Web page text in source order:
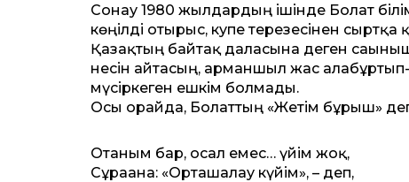
Сонау 1980 жылдардың ішінде Болат
көңілді отырыс, купе терезесінен
Қазақтың байтақ даласына деген
несін айтасың, арманшыл жас
мүсіркеген ешкім болмады.
Осы орайда, Болаттың «Жетім бұрыш»
Отаным бар, осал емес… үйім жоқ,
Сұрағанға: «Орташалау күйім», – деп,